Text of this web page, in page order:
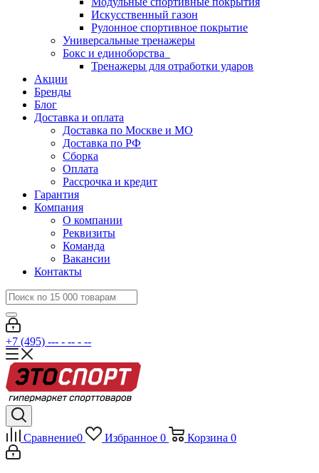
Искусственный газон
Рулонное спортивное покрытие
Универсальные тренажеры
Бокс и единоборства
Тренажеры для отработки ударов
Акции
Бренды
Блог
Доставка и оплата
Доставка по Москве и МО
Доставка по РФ
Сборка
Оплата
Рассрочка и кредит
Гарантия
Компания
О компании
Реквизиты
Команда
Вакансии
Контакты
+7 (495) --- - -- - --
Сравнение0 Избранное 0 Корзина 0